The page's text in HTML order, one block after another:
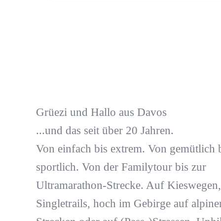
Grüezi und Hallo aus Davos
...und das seit über 20 Jahren.
Von einfach bis extrem. Von gemütlich
sportlich. Von der Familytour bis zur
Ultramarathon-Strecke. Auf Kieswegen,
Singletrails, hoch im Gebirge auf